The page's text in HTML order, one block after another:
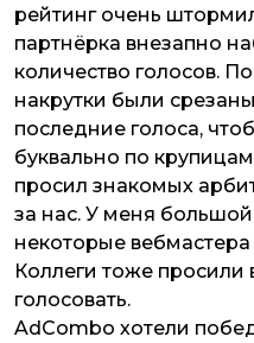
рейтинг очень
партнёрка внезапно
количество голосов.
накрутки были
последние голоса,
буквально по
просил знакомых
за нас. У меня большой
некоторые
Коллеги тоже
голосовать.
AdCombo хотели